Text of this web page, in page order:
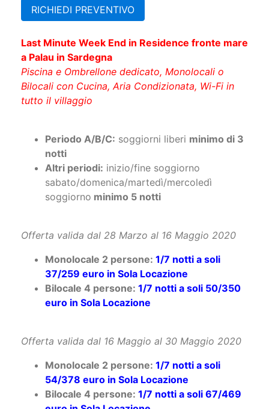
Last Minute Week End in Residence fronte mare
a Palau in Sardegna
Piscina e Ombrellone dedicato, Monolocali o
Bilocali con Cucina, Aria Condizionata, Wi-Fi in
tutto il villaggio
notti
Altri periodi:
sabato/domenica/martedì/mercoledì
soggiornominimo 5 notti
Monolocale 2 persone:1/7 notti a soli
37/259 euro in Sola Locazione
Bilocale 4 persone:1/7 notti a soli 50/350
euro in Sola Locazione
Monolocale 2 persone: 1/7 notti a soli
54/378 euro in Sola Locazione
Bilocale 4 persone:1/7 notti a soli 67/469
euro in Sola Locazione